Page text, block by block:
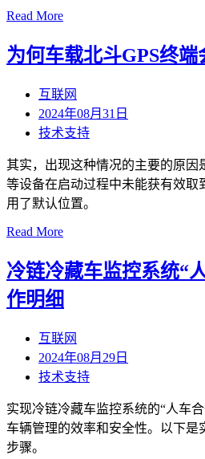
Read More
为何车载北斗GPS终端
互联网
2024年08月31日
技术支持
其实，出现这种情况的主要的原因
等设备在启动过程中未能获有效取
用了默认位置。
Read More
冷链冷藏车监控系统“
作明细
互联网
2024年08月29日
技术支持
实现冷链冷藏车监控系统的“人车
车辆管理的效率和安全性。以下是
步骤。